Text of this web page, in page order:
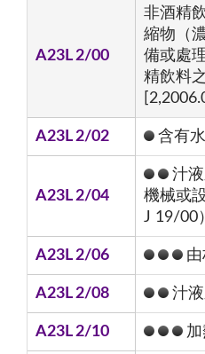
A23L 2/00
非酒精
縮物（
備或處
精飲料
A23L 2/02 含有
A23L 2/04
汁
機械或
J 19/00
A23L 2/06
A23L 2/08 汁
A23L 2/10